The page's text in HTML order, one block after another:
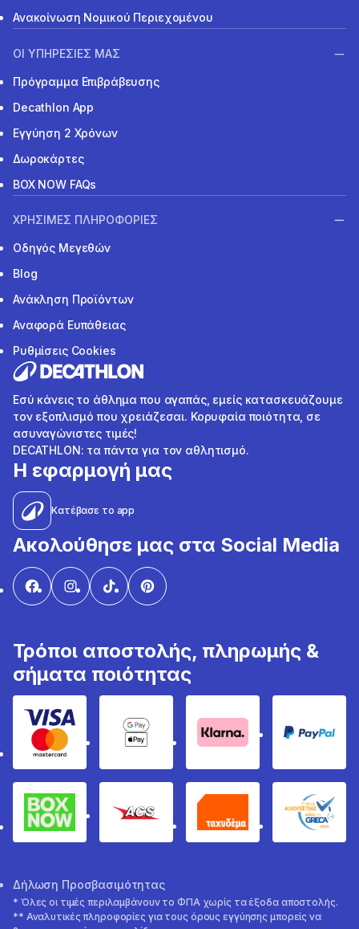
Ανακοίνωση Νομικού Περιεχομένου
ΟΙ ΥΠΗΡΕΣΙΕΣ ΜΑΣ
Πρόγραμμα Επιβράβευσης
Decathlon App
Εγγύηση 2 Χρόνων
Δωροκάρτες
BOX NOW FAQs
ΧΡΗΣΙΜΕΣ ΠΛΗΡΟΦΟΡΙΕΣ
Οδηγός Μεγεθών
Blog
Ανάκληση Προϊόντων
Αναφορά Ευπάθειας
Ρυθμίσεις Cookies
Εσύ κάνεις το άθλημα που αγαπάς, εμείς κατασκευάζουμε
τον εξοπλισμό που χρειάζεσαι. Κορυφαία ποιότητα, σε
ασυναγώνιστες τιμές!
DECATHLON: τα πάντα για τον αθλητισμό.
Η εφαρμογή μας
Κατέβασε το app
Ακολούθησε μας στα Social Media
Τρόποι αποστολής, πληρωμής &
σήματα ποιότητας
Visa & MastercardGoogle Pay & Apple Pay
Klarna PayPal
Box Now ACS Ταχυδέμα
Δήλωση Προσβασιμότητας
* Όλες οι τιμές περιλαμβάνουν το ΦΠΑ χωρίς τα έξοδα αποστολής.
** Αναλυτικές πληροφορίες για τους όρους εγγύησης μπορείς να